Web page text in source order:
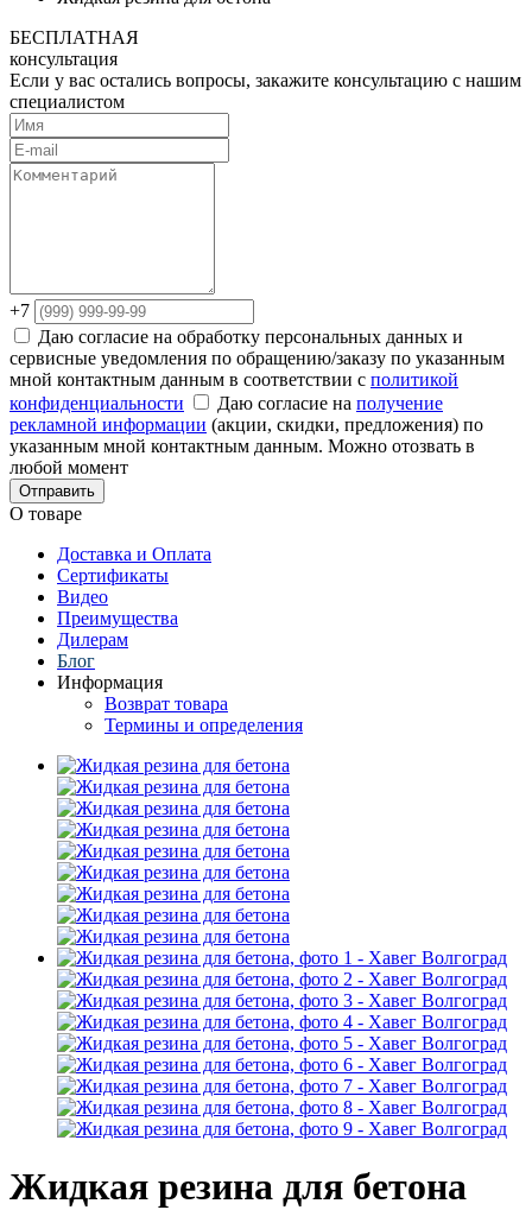
БЕСПЛАТНАЯ
консультация
Если у вас остались вопросы, закажите консультацию с нашим
специалистом
+7
Даю согласие на обработку персональных данных и
сервисные уведомления по обращению/заказу по указанным
мной контактным данным в соответствии с политикой
конфиденциальности
Даю согласие на получение
рекламной информации (акции, скидки, предложения) по
указанным мной контактным данным. Можно отозвать в
любой момент
Отправить
О товаре
Доставка и Оплата
Сертификаты
Видео
Преимущества
Дилерам
Блог
Информация
Возврат товара
Термины и определения
Жидкая резина для бетона